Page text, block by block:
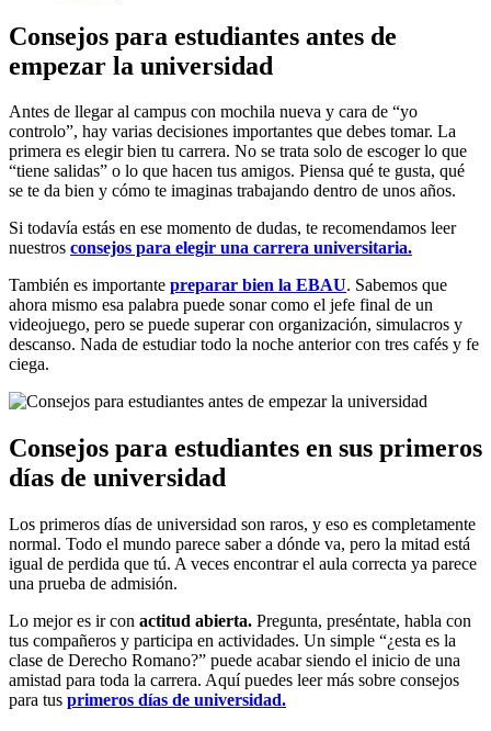
Consejos para estudiantes antes de
empezar la universidad
Antes de llegar al campus con mochila nueva y cara de “yo
controlo”, hay varias decisiones importantes que debes tomar. La
primera es elegir bien tu carrera. No se trata solo de escoger lo que
“tiene salidas” o lo que hacen tus amigos. Piensa qué te gusta, qué
se te da bien y cómo te imaginas trabajando dentro de unos años.
Si todavía estás en ese momento de dudas, te recomendamos leer
nuestros consejos para elegir una carrera universitaria.
También es importante preparar bien la EBAU. Sabemos que
ahora mismo esa palabra puede sonar como el jefe final de un
videojuego, pero se puede superar con organización, simulacros y
descanso. Nada de estudiar todo la noche anterior con tres cafés y fe
ciega.
Consejos para estudiantes en sus primeros
días de universidad
Los primeros días de universidad son raros, y eso es completamente
normal. Todo el mundo parece saber a dónde va, pero la mitad está
igual de perdida que tú. A veces encontrar el aula correcta ya parece
una prueba de admisión.
Lo mejor es ir con actitud abierta. Pregunta, preséntate, habla con
tus compañeros y participa en actividades. Un simple “¿esta es la
clase de Derecho Romano?” puede acabar siendo el inicio de una
amistad para toda la carrera. Aquí puedes leer más sobre consejos
para tus primeros días de universidad.